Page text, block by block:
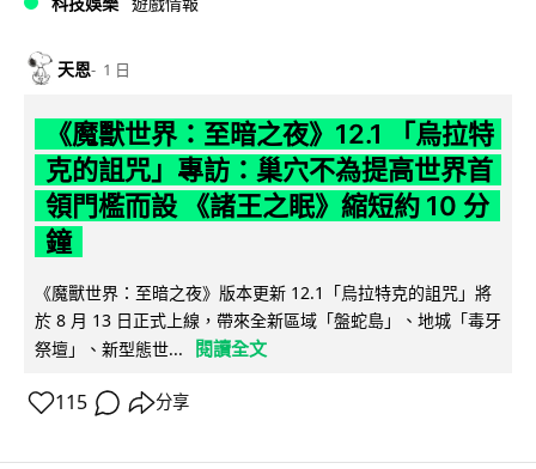
天恩 1 日
《魔獸世界：至暗之夜》12.1 「烏拉特
克的詛咒」專訪：巢穴不為提高世界首
領門檻而設 《諸王之眠》縮短約 10 分
鐘
《魔獸世界：至暗之夜》版本更新 12.1「烏拉特克的詛咒」將
於 8 月 13 日正式上線，帶來全新區域「盤蛇島」、地城「毒牙
祭壇」、新型態世...
閱讀全文
115 分享